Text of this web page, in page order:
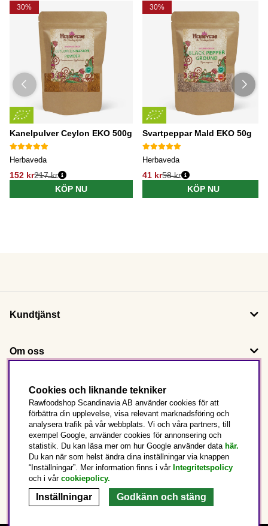
30%
Kanelpulver Ceylon EKO 500g
Herbaveda
152 kr217 kr
KÖP NU
30%
Svartpeppar Mald EKO 50g
Herbaveda
41 kr58 kr
KÖP NU
Kundtjänst
Om oss
Följ oss
Det här är Rawfoodshop
Sverige
Cookies och liknande tekniker
Rawfoodshop Scandinavia AB använder cookies för att
förbättra din upplevelse, visa relevant marknadsföring och
analysera trafik på vår webbplats. Vi och våra partners, till
exempel Google, använder cookies för annonsering och
statistik. Du kan läsa mer om hur Google använder data här.
Du kan när som helst ändra dina inställningar via knappen
“Inställningar”. Mer information finns i vår Integritetspolicy
och i vår cookiepolicy.
Inställningar Godkänn och stäng